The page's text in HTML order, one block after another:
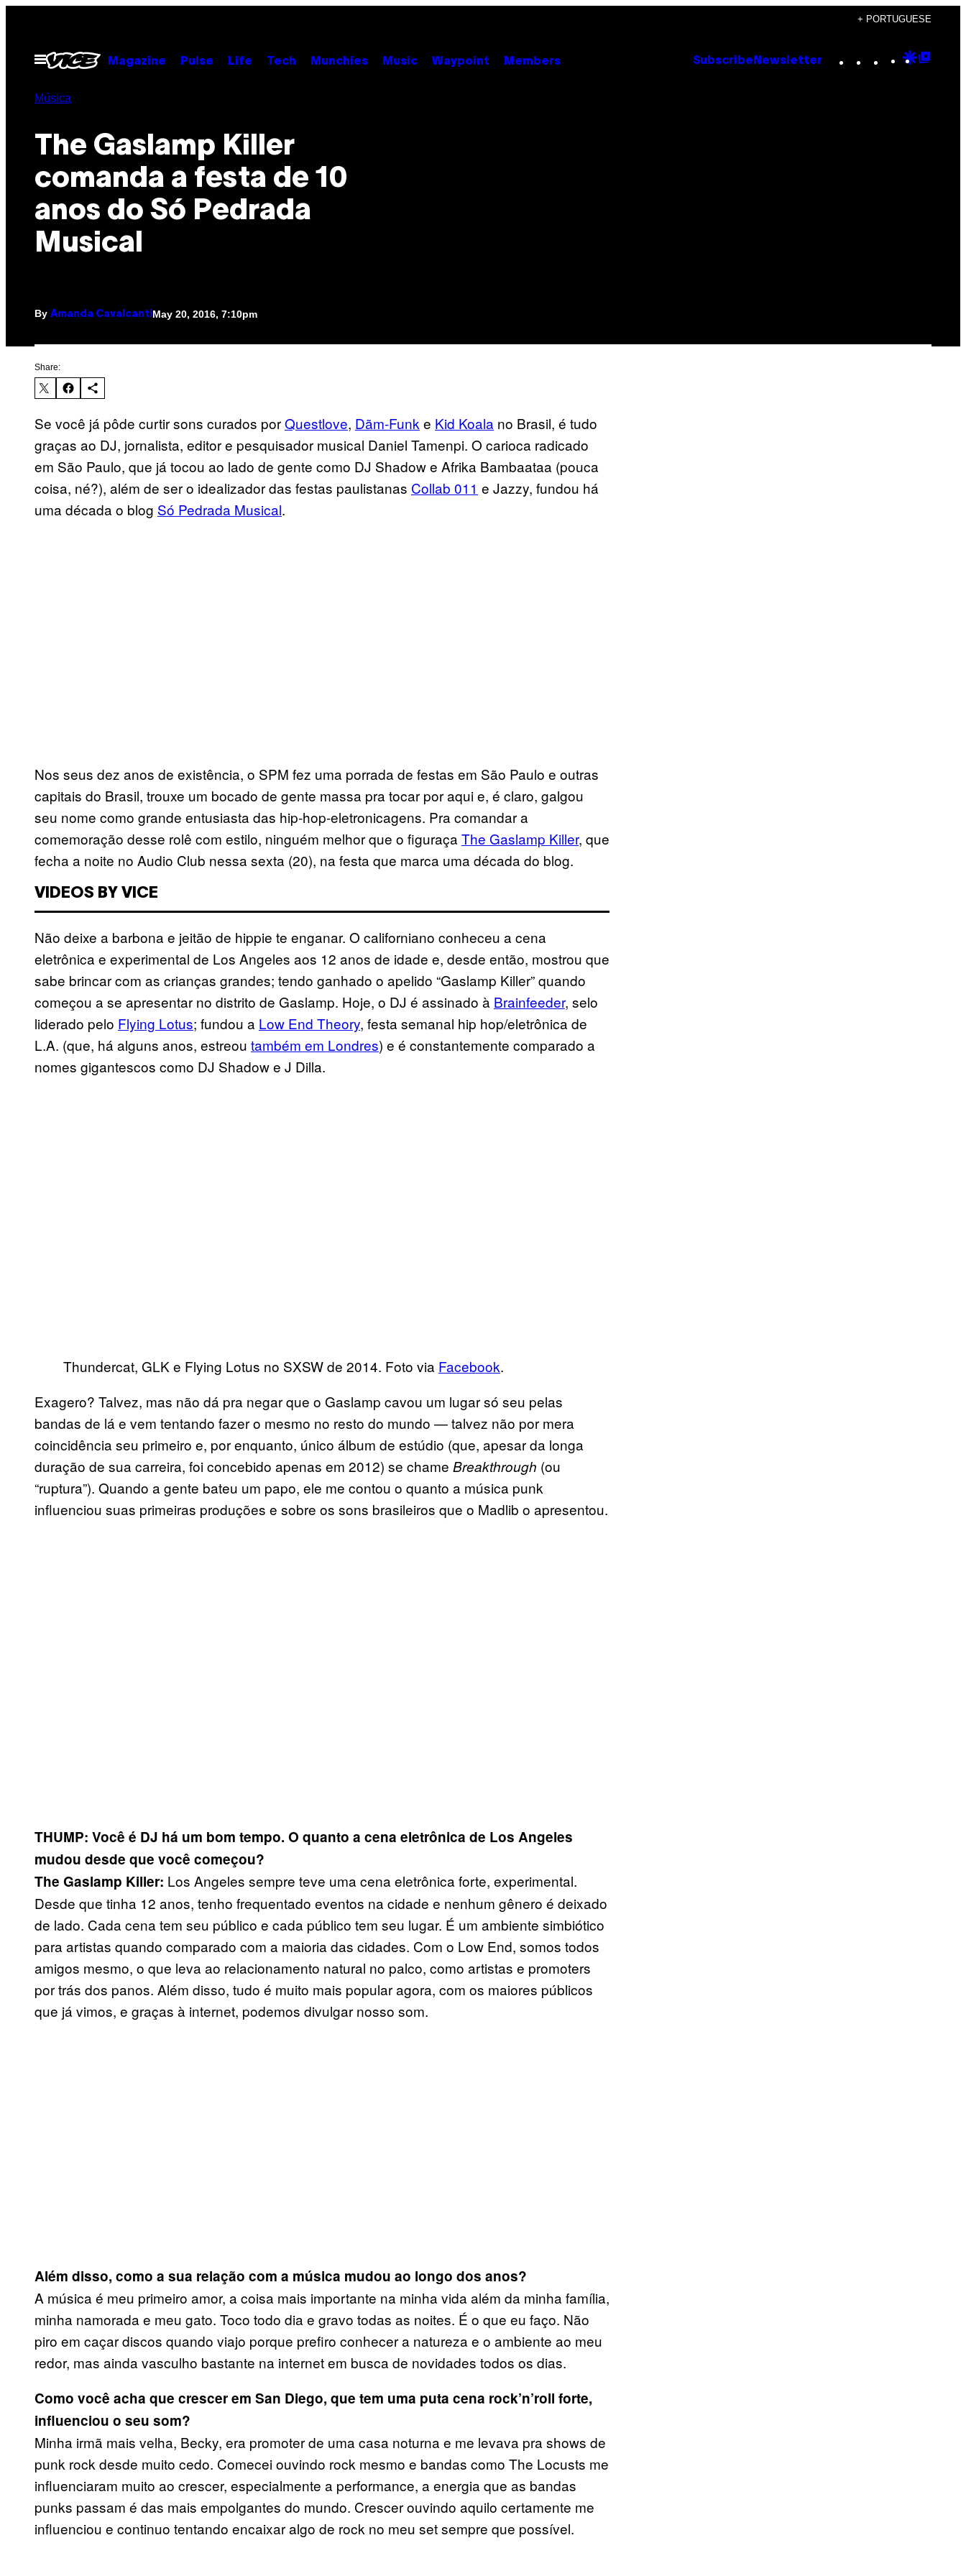
content
+ PORTUGUESE
Open
Menu
Magazine Pulse Life Tech Munchies Music Waypoint Members Subscribe Newsletter Instagram
TikTok
YouTube
Google
Música
The Gaslamp Killer
comanda a festa de 10
anos do Só Pedrada
Musical
By Amanda Cavalcanti May 20, 2016, 7:10pm
Share:
Se você já pôde curtir sons curados porQuestlove, Dãm-Funk e Kid Koala no Brasil, é tudo
graças ao DJ, jornalista, editor e pesquisador musical Daniel Tamenpi. O carioca radicado
em São Paulo, que já tocou ao lado de gente como DJ Shadow e Afrika Bambaataa (pouca
coisa, né?), além de ser o idealizador das festas paulistanas Collab 011 e Jazzy, fundou há
uma década o blog Só Pedrada Musical.
Nos seus dez anos de existência, o SPM fez uma porrada de festas em São Paulo e outras
capitais do Brasil, trouxe um bocado de gente massa pra tocar por aqui e, é claro, galgou
seu nome como grande entusiasta das hip-hop-eletronicagens. Pra comandar a
comemoração desse rolê com estilo, ninguém melhor que o figuraça The Gaslamp Killer, que
fecha a noite no Audio Club nessa sexta (20), na festa que marca uma década do blog.
VIDEOS BY VICE
Não deixe a barbona e jeitão de hippie te enganar. O californiano conheceu a cena
eletrônica e experimental de Los Angeles aos 12 anos de idade e, desde então, mostrou que
sabe brincar com as crianças grandes; tendo ganhado o apelido “Gaslamp Killer” quando
começou a se apresentar no distrito de Gaslamp. Hoje, o DJ é assinado à Brainfeeder, selo
liderado pelo Flying Lotus; fundou a Low End Theory, festa semanal hip hop/eletrônica de
L.A. (que, há alguns anos, estreou também em Londres) e é constantemente comparado a
nomes gigantescos como DJ Shadow e J Dilla.
Thundercat, GLK e Flying Lotus no SXSW de 2014. Foto via Facebook.
Exagero? Talvez, mas não dá pra negar que o Gaslamp cavou um lugar só seu pelas
bandas de lá e vem tentando fazer o mesmo no resto do mundo — talvez não por mera
coincidência seu primeiro e, por enquanto, único álbum de estúdio (que, apesar da longa
duração de sua carreira, foi concebido apenas em 2012) se chame Breakthrough (ou
“ruptura”). Quando a gente bateu um papo, ele me contou o quanto a música punk
influenciou suas primeiras produções e sobre os sons brasileiros que o Madlib o apresentou.
THUMP: Você é DJ há um bom tempo. O quanto a cena eletrônica de Los Angeles
mudou desde que você começou?
The Gaslamp Killer: Los Angeles sempre teve uma cena eletrônica forte, experimental.
Desde que tinha 12 anos, tenho frequentado eventos na cidade e nenhum gênero é deixado
de lado. Cada cena tem seu público e cada público tem seu lugar. É um ambiente simbiótico
para artistas quando comparado com a maioria das cidades. Com o Low End, somos todos
amigos mesmo, o que leva ao relacionamento natural no palco, como artistas e promoters
por trás dos panos. Além disso, tudo é muito mais popular agora, com os maiores públicos
que já vimos, e graças à internet, podemos divulgar nosso som.
Além disso, como a sua relação com a música mudou ao longo dos anos?
A música é meu primeiro amor, a coisa mais importante na minha vida além da minha família,
minha namorada e meu gato. Toco todo dia e gravo todas as noites. É o que eu faço. Não
piro em caçar discos quando viajo porque prefiro conhecer a natureza e o ambiente ao meu
redor, mas ainda vasculho bastante na internet em busca de novidades todos os dias.
Como você acha que crescer em San Diego, que tem uma puta cena rock’n’roll forte,
influenciou o seu som?
Minha irmã mais velha, Becky, era promoter de uma casa noturna e me levava pra shows de
punk rock desde muito cedo. Comecei ouvindo rock mesmo e bandas como The Locusts me
influenciaram muito ao crescer, especialmente a performance, a energia que as bandas
punks passam é das mais empolgantes do mundo. Crescer ouvindo aquilo certamente me
influenciou e continuo tentando encaixar algo de rock no meu set sempre que possível.